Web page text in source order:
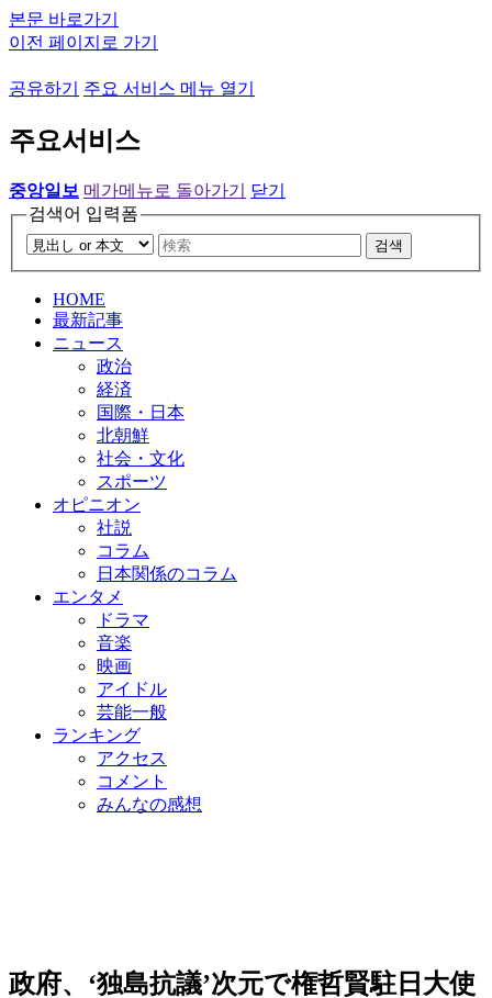
본문 바로가기
이전 페이지로 가기
공유하기 주요 서비스 메뉴 열기
주요서비스
중앙일보 메가메뉴로 돌아가기
닫기
검색어 입력폼
검색
HOME
最新記事
ニュース
政治
経済
国際・日本
北朝鮮
社会・文化
スポーツ
オピニオン
社説
コラム
日本関係のコラム
エンタメ
ドラマ
音楽
映画
アイドル
芸能一般
ランキング
アクセス
コメント
みんなの感想
政府、‘独島抗議’次元で権哲賢駐日大使